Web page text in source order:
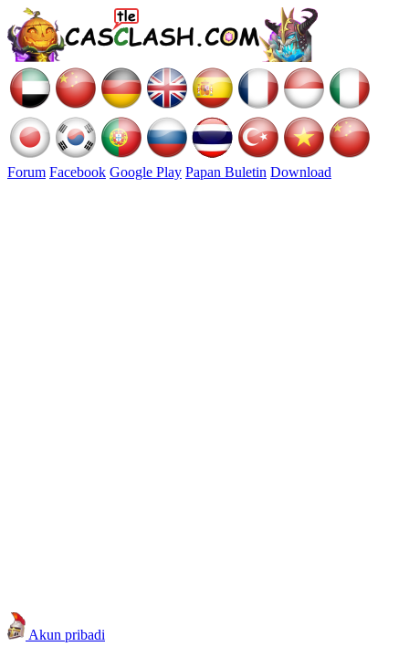
Forum Facebook Google Play Papan Buletin Download
Akun pribadi